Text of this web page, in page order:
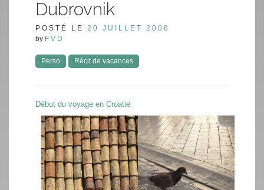
Dubrovnik
POSTÉ LE 20 JUILLET 2008
by FVD
Perso Récit de vacances
Début du voyage en Croatie